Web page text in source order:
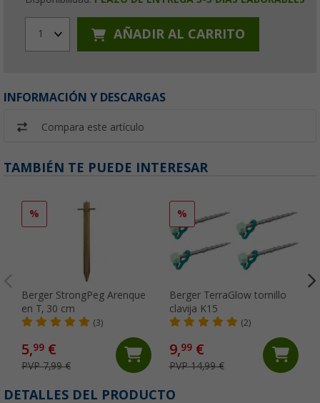
1 AÑADIR AL CARRITO
INFORMACIÓN Y DESCARGAS
Compara este artículo
TAMBIÉN TE PUEDE INTERESAR
%
Berger StrongPeg Arenque
en T, 30 cm
(3)
5,99 €
PVP 7,99 €
%
Berger TerraGlow tornillo
clavija K15
(2)
9,99€
PVP 14,99 €
DETALLES DEL PRODUCTO